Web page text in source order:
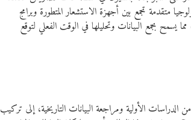
متقدمة تجمع بين أجهزة الاستشعار المتطورة وبرامج
يسمح بجمع البيانات وتحليلها في الوقت الفعلي لتوقع
الأولية ومراجعة البيانات التاريخية، إلى تركيب